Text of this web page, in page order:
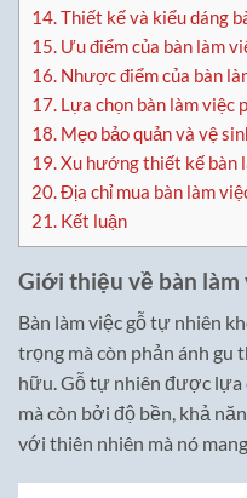
14. Thiết kế và kiểu dáng
15. Ưu điểm của bàn làm
16. Nhược điểm của bàn
17. Lựa chọn bàn làm việc
18. Mẹo bảo quản và vệ
19. Xu hướng thiết kế bàn
20. Địa chỉ mua bàn làm
21. Kết luận
Giới thiệu về bàn
Bàn làm việc gỗ tự nhiên
trọng mà còn phản ánh gu
hữu. Gỗ tự nhiên được lựa
mà còn bởi độ bền, khả
với thiên nhiên mà nó